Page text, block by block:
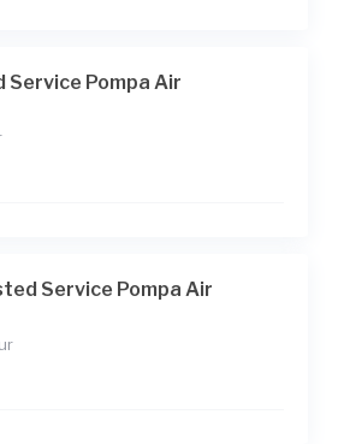
Service Pompa Air
Service Pompa Air